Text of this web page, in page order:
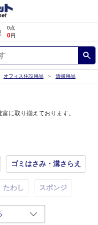
0点
0円
オフィス住設用品 清掃用品
に取り揃えております。
ゴミはさみ・溝さらえ
たわし スポンジ
洗濯機